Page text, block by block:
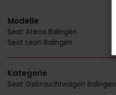
Modelle
Seat Ateca Balingen
Seat Leon Balingen
Kategorie
Seat Gebrauchtwagen Balingen